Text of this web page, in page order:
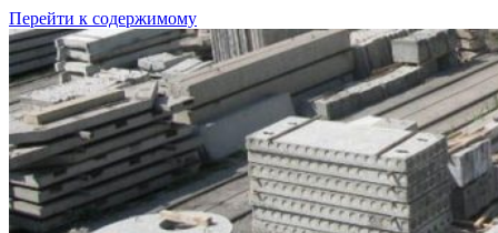
Перейти к содержимому